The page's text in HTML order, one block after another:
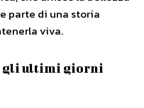
parte di una storia
viva.
gli ultimi giorni